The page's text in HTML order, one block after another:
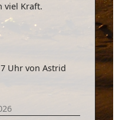
viel Kraft.
Uhr von Astrid